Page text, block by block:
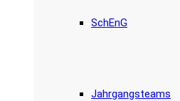
SchEnG
Jahrgangsteams